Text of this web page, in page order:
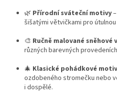
🌿 Přírodní sváteční motivy
šišatými větvičkami pro
🎨 Ručně malované sněhové
různých barevných
🎄 Klasické pohádkové
ozdobeného stromečku nebo
i dospělé.